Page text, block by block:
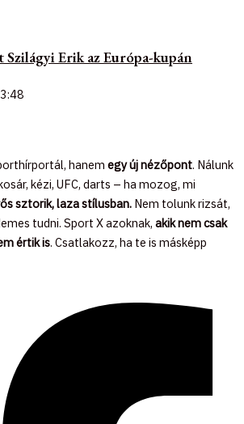
Erik az Európa-kupán
hanem egy új nézőpont. Nálunk
kézi, UFC, darts – ha mozog, mi
sztorik, laza stílusban. Nem tolunk rizsát,
tudni. Sport X azoknak, akik nem csak
értik is. Csatlakozz, ha te is másképp